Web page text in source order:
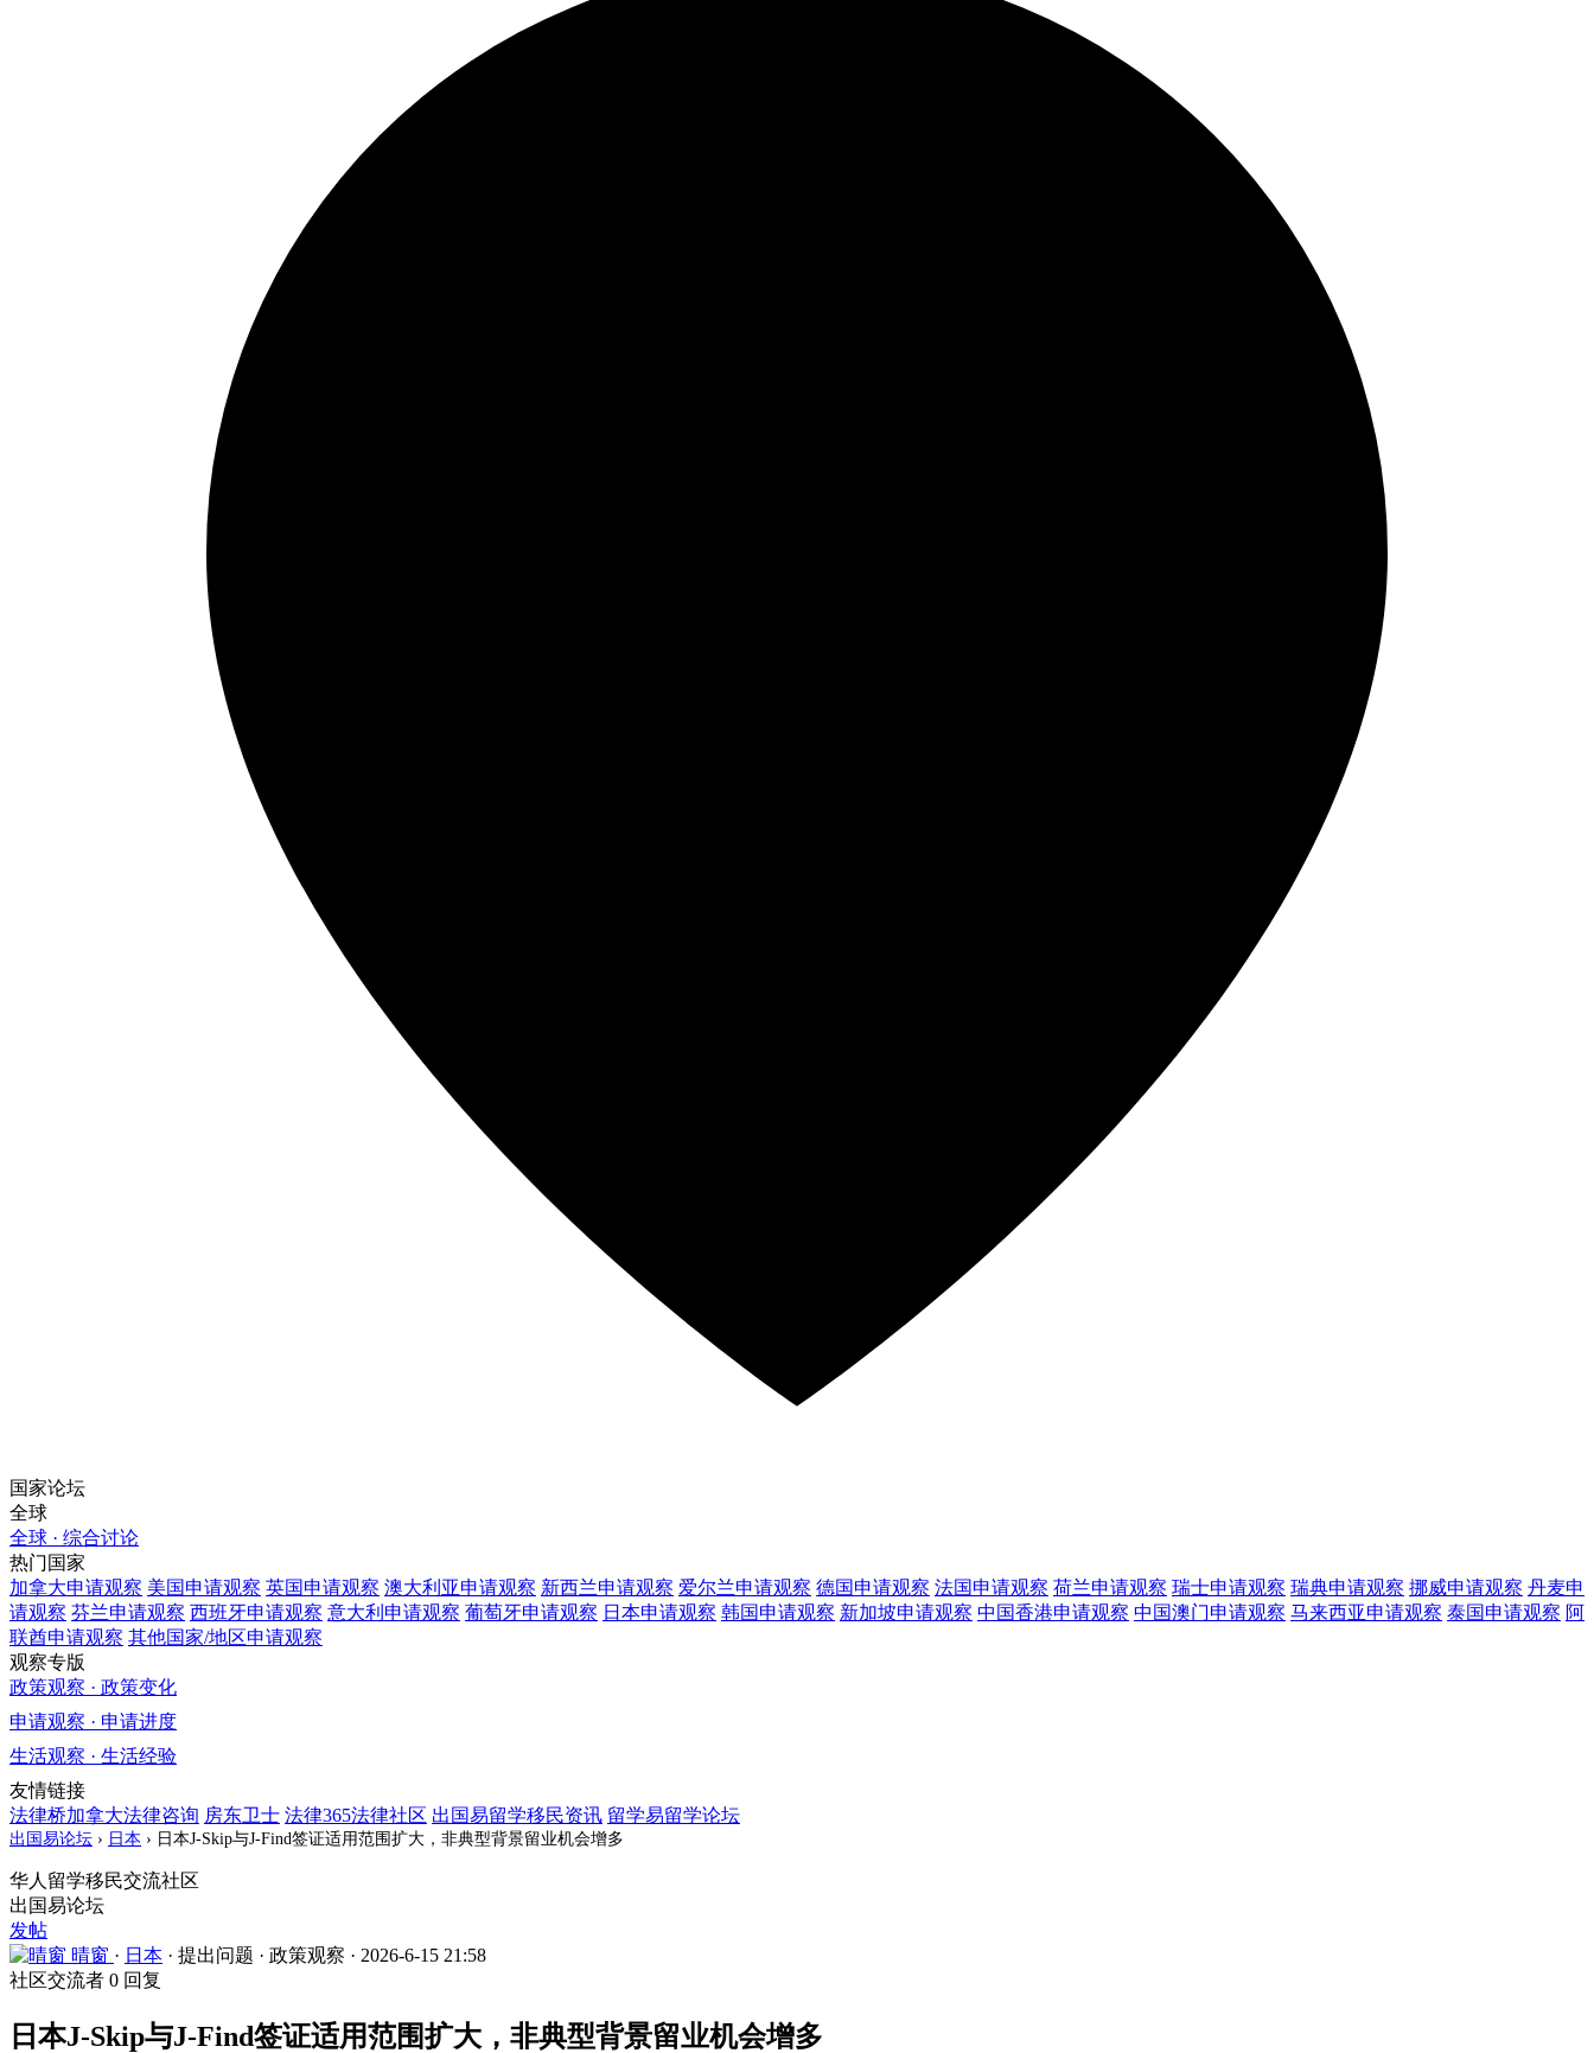
国家论坛
全球
全球 · 综合讨论
热门国家
加拿大申请观察 美国申请观察 英国申请观察 澳大利亚申请观察 新西兰申请观察 爱尔兰申请观察 德国申请观察 法国申请观察 荷兰申请观察 瑞士申请观察 瑞典申请观察 挪威申请观察 丹麦申
请观察 芬兰申请观察 西班牙申请观察 意大利 申请观察 葡萄牙申请观察 日本申请观察 韩国申请观察 新加坡申请观察 中国香港申请观察 中国澳门申请观察 马来西亚申请观察 泰国申请观察 阿
联酋申请观察 其他国家/地区申请观察
观察专版
政策观察 · 政策变化
申请观察 · 申请进度
生活观察 · 生活经验
友情链接
法律桥加拿大法律咨询 房东卫士 法律365法律社区 出国易留学移民资讯 留学易留学论坛
出国易论坛 › 日本 › 日本J-Skip与J-Find签证适用范围扩大，非典型背景留业机会增多
华人留学移民交流社区
出国易论坛
发帖
晴窗 · 日本 · 提出问题 · 政策观察 · 2026-6-15 21:58
社区交流者 0 回复
日本J-Skip与J-Find签证适用范围扩大，非典型背景留业机会增多